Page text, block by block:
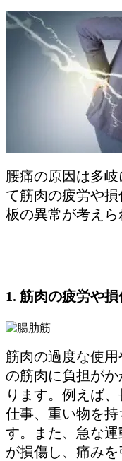
腰痛の原因は多
て筋肉の疲労や
板の異常が考えら
1. 筋肉の疲労や損
筋肉の過度な使
の筋肉に負担が
ります。例えば
仕事、重い物を
す。また、急な
が損傷し、痛みを